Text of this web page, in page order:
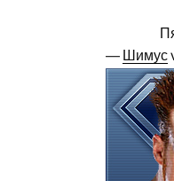
— Шимус